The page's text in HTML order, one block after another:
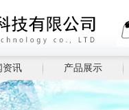
资讯 产品展示